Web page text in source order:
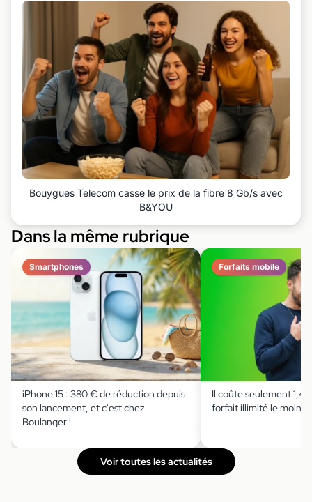
Bouygues Telecom casse le prix de la fibre 8 Gb/s avec
B&YOU
Dans la même rubrique
Smartphones
iPhone 15 : 380 € de réduction depuis
son lancement, et c'est chez
Boulanger !
Forfaits mobile
Il coûte seulement
forfait illimité le moins
Voir toutes les actualités